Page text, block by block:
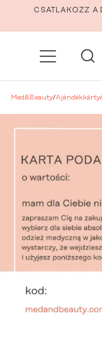
Ugrás a főCSATLAKOZZ A
Med&Beauty/